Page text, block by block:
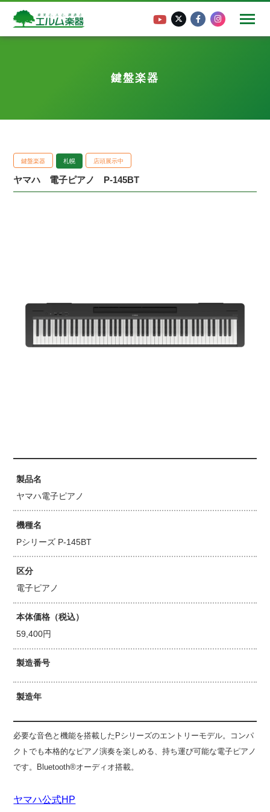
鍵盤楽器
鍵盤楽器 札幌 店頭展示中
ヤマハ 電子ピアノ P-145BT
製品名
ヤマハ電子ピアノ
機種名
Pシリーズ P-145BT
区分
電子ピアノ
本体価格（税込）
59,400円
製造番号
製造年
必要な音色と機能を搭載したPシリーズのエントリーモデル。コンパ
クトでも本格的なピアノ演奏を楽しめる、持ち運び可能な電子ピアノ
です。Bluetooth®オーディオ搭載。
ヤマハ公式HP